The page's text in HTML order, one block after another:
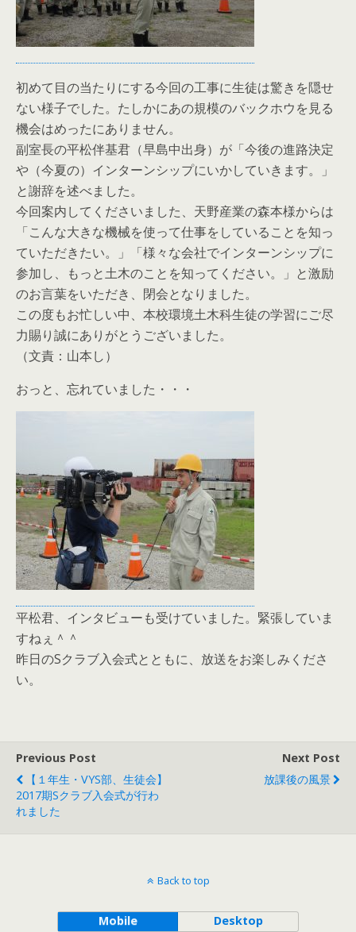
初めて目の当たりにする今回の工事に生徒は驚きを隠せ
ない様子でした。たしかにあの規模のバックホウを見る
機会はめったにありません。
副室長の平松伴基君（早島中出身）が「今後の進路決定
や（今夏の）インターンシップにいかしていきます。」
と謝辞を述べました。
今回案内してくださいました、天野産業の森本様からは
「こんな大きな機械を使って仕事をしていることを知っ
ていただきたい。」「様々な会社でインターンシップに
参加し、もっと土木のことを知ってください。」と激励
のお言葉をいただき、閉会となりました。
この度もお忙しい中、本校環境土木科生徒の学習にご尽
力賜り誠にありがとうございました。
（文責：山本し）
おっと、忘れていました・・・
平松君、インタビューも受けていました。緊張していま
すねぇ＾＾
昨日のSクラブ入会式とともに、放送をお楽しみくださ
い。
Previous Post
【１年生・VYS部、生徒会】
2017期Sクラブ入会式が行わ
れました
Next Post
放課後の風景
Back to top
Mobile Desktop